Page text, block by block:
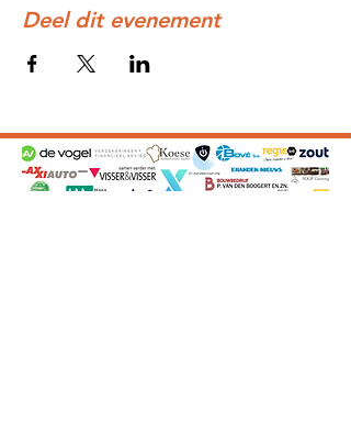
Deel dit evenement